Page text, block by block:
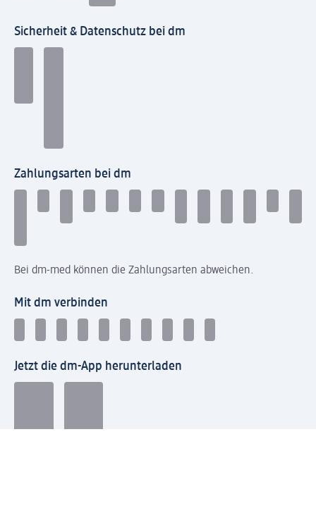
Sicherheit & Datenschutz bei dm
Zahlungsarten bei dm
Bei dm-med können die Zahlungsarten abweichen.
Mit dm verbinden
Jetzt die dm-App herunterladen